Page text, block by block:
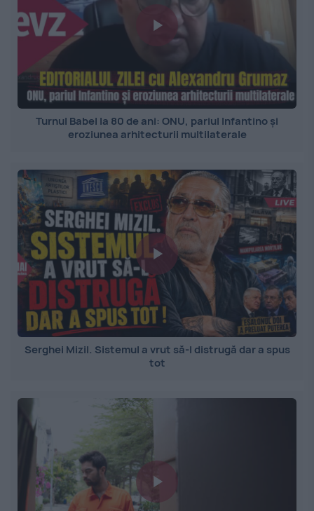
Turnul Babel la 80 de ani: ONU, pariul Infantino și
eroziunea arhitecturii multilaterale
Serghei Mizil. Sistemul a vrut să-l distrugă dar a spus
tot